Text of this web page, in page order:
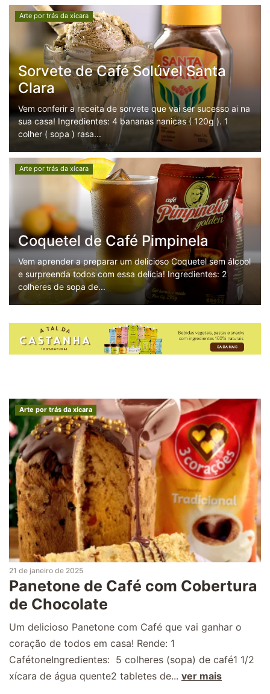
Arte por trás da xícara
Sorvete de Café Solúvel Santa
Clara
Vem conferir a receita de sorvete que vai ser sucesso ai na
sua casa! Ingredientes: 4 bananas nanicas ( 120g ). 1
colher ( sopa ) rasa...
Arte por trás da xícara
Coquetel de Café Pimpinela
Vem aprender a preparar um delicioso Coquetel sem álcool
e surpreenda todos com essa delícia! Ingredientes: 2
colheres de sopa de...
Arte por trás da xícara
21 de janeiro de 2025
Panetone de Café com Cobertura
de Chocolate
Um delicioso Panetone com Café que vai ganhar o
coração de todos em casa! Rende: 1
CafétoneIngredientes: 5 colheres (sopa) de café1 1/2
xícara de água quente2 tabletes de... ver mais